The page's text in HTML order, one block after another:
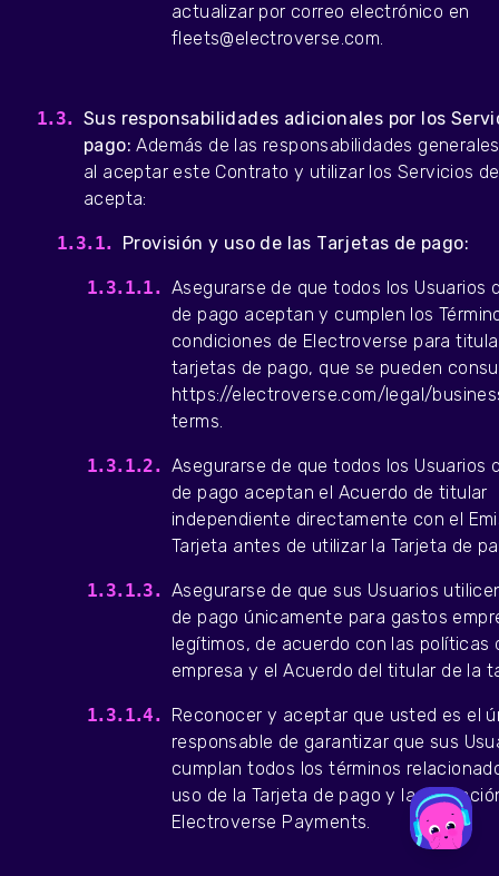
actualizar por correo electrónico en
fleets@electroverse.com.
Sus responsabilidades adicionales por los
pago: Además de las responsabilidades
al aceptar este Contrato y utilizar los Servicios
acepta:
Provisión y uso de las Tarjetas de pago:
Asegurarse de que todos los Usuarios
de pago aceptan y cumplen los
condiciones de Electroverse para
tarjetas de pago, que se pueden
https://electroverse.com/legal/
terms.
Asegurarse de que todos los Usuarios
de pago aceptan el Acuerdo de titular
independiente directamente con el
Tarjeta antes de utilizar la Tarjeta de
Asegurarse de que sus Usuarios
de pago únicamente para gastos
legítimos, de acuerdo con las políticas
empresa y el Acuerdo del titular de la
Reconocer y aceptar que usted es el
responsable de garantizar que sus
cumplan todos los términos
uso de la Tarjeta de pago y la
Electroverse Payments.